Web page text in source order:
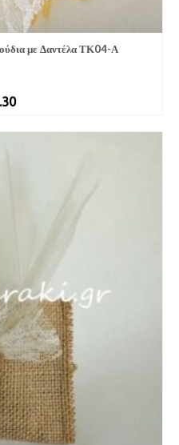
με Δαντέλα ΤΚ04-Α